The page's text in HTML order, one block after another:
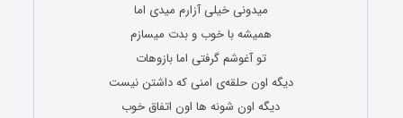
میدونی خیلی آزارم میدی اما
همیشه با خوب و بدت میسازم
تو آغوشم گرفتی اما بازوهات
دیگه اون حلقه‌ی امنی که داشتن نیست
دیگه اون شونه ها اون اتفاق خوب